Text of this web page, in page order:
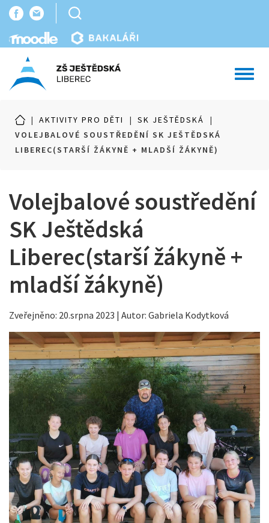
| AKTIVITY PRO DĚTI | SK JEŠTĚDSKÁ
|
VOLEJBALOVÉ SOUSTŘEDĚNÍ SK JEŠTĚDSKÁ
LIBEREC(STARŠÍ ŽÁKYNĚ + MLADŠÍ ŽÁKYNĚ)
Volejbalové soustředění
SK Ještědská
Liberec(starší žákyně +
mladší žákyně)
Zveřejněno: 20.srpna 2023 | Autor: Gabriela Kodytková